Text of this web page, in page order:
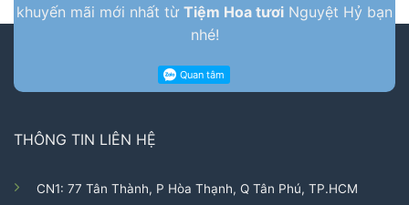
khuyến mãi mới nhất từ Tiệm Hoa tươi Nguyệt Hỷ bạn
nhé!
THÔNG TIN LIÊN HỆ
CN1: 77 Tân Thành, P Hòa Thạnh, Q Tân Phú, TP.HCM